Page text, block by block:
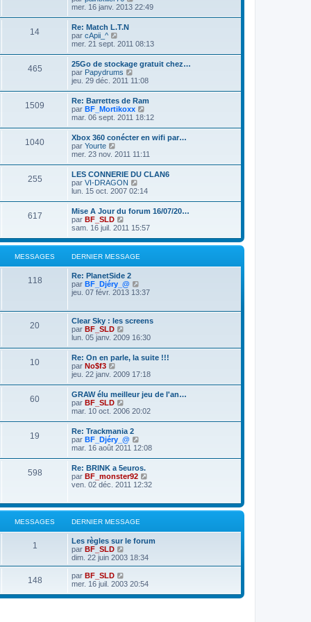
a
m
a
g
e
e
d
e
r
i
e
r
m
e
s
s
a
g
e
o
e
d
e
r
i
e
r
m
e
s
s
a
e
mer. 16 janv. 2013 22:49
14
Re: Match L.T.N
par cApii_^
o
r
l
e
d
e
r
n
i
e
r
m
e
s
s
a
g
e
mer. 21 sept. 2011 08:13
465
25Go de stockage gratuit chez…
par Papydrums
o
r
l
e
d
e
r
i
e
r
m
e
s
s
a
e
jeu. 29 déc. 2011 11:08
1509
Re: Barrettes de Ram
par BF_Mortikoxx
o
l
e
d
e
r
i
e
r
m
e
s
s
e
mar. 06 sept. 2011 18:12
1040
Xbox 360 conécter en wifi par…
par Yourte
o
r
l
e
d
e
r
n
i
e
r
m
e
s
s
a
g
mer. 23 nov. 2011 11:11
255
LES CONNERIE DU CLAN6
par VI-DRAGON
o
l
e
d
e
r
n
i
r
m
s
a
e
lun. 15 oct. 2007 02:14
617
Mise A Jour du forum 16/07/20…
par BF_SLD
o
r
e
d
e
r
n
e
r
e
s
a
e
sam. 16 juil. 2011 15:57
MESSAGES DERNIER MESSAGE
118
Re: PlanetSide 2
par BF_Djéry_@
o
e
d
e
r
n
e
r
m
e
s
s
a
jeu. 07 févr. 2013 13:37
20
Clear Sky : les screens
par BF_SLD
o
l
e
d
e
i
e
r
m
e
s
s
a
g
e
lun. 05 janv. 2009 16:30
10
Re: On en parle, la suite !!!
par No$f3
o
l
e
d
e
r
n
i
e
r
m
e
s
a
e
jeu. 22 janv. 2009 17:18
60
GRAW élu meilleur jeu de l'an…
par BF_SLD
o
l
e
d
e
r
n
i
r
m
e
s
s
a
e
mar. 10 oct. 2006 20:02
19
Re: Trackmania 2
par BF_Djéry_@
o
l
e
d
r
n
i
e
r
e
a
g
e
mar. 16 août 2011 12:08
598
Re: BRINK a 5euros.
par BF_monster92
o
l
e
r
i
e
m
s
ven. 02 déc. 2011 12:32
MESSAGES DERNIER MESSAGE
1
Les règles sur le forum
par BF_SLD
o
i
l
d
dim. 22 juin 2003 18:34
148 par BF_SLD
o
r
mer. 16 juil. 2003 20:54